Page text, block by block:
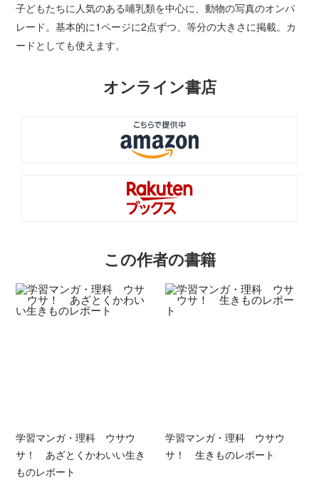
子どもたちに人気のある哺乳類を中心に、動物の写真のオンパ
レード。基本的に1ページに2点ずつ、等分の大きさに掲載。カ
ードとしても使えます。
オンライン書店
この作者の書籍
学習マンガ・理科 ウサウ
サ！ あざとくかわいい生き
ものレポート
学習マンガ・理科 ウサウ
サ！ 生きものレポート